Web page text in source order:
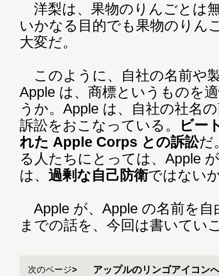
洋梨は、果物のりんごとは
いかなる目的でも果物のりん
大変だ。
このように、自社の名前や
Apple は、商標というものを
うか。Apple は、自社の社名
訴訟をおこなっている。
ビー
れた Apple Corps との訴訟だ
る人たちにとっては、Apple
は、 過剰な自己防衛ではない
Apple が、Apple の名前を
までの話を、今回は書いてい
次のページ アップルのリンゴアイコン